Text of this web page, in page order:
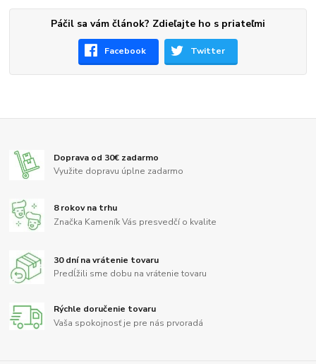
Páčil sa vám článok? Zdieľajte ho s priateľmi
Facebook Twitter
Doprava od 30€ zadarmo
Využite dopravu úplne zadarmo
8 rokov na trhu
Značka Kameník Vás presvedčí o kvalite
30 dní na vrátenie tovaru
Predĺžili sme dobu na vrátenie tovaru
Rýchle doručenie tovaru
Vaša spokojnosť je pre nás prvoradá